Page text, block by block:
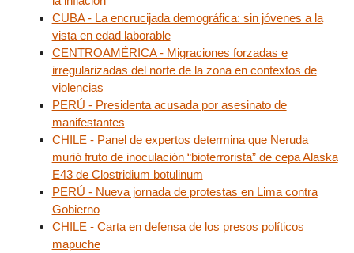
CUBA - La encrucijada demográfica: sin jóvenes a la
vista en edad laborable
CENTROAMÉRICA - Migraciones forzadas e
irregularizadas del norte de la zona en contextos de
violencias
PERÚ - Presidenta acusada por asesinato de
manifestantes
CHILE - Panel de expertos determina que Neruda
murió fruto de inoculación “bioterrorista” de cepa Alaska
E43 de Clostridium botulinum
PERÚ - Nueva jornada de protestas en Lima contra
Gobierno
CHILE - Carta en defensa de los presos políticos
mapuche